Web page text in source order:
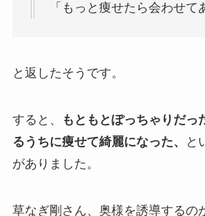
「もっと痩せたら会わせて
と返したそうです。
すると、
もともとぽっちゃりだっ
るうちに痩せて綺麗になった、
と
がありました。
草なぎ剛さん、奥様を誘導するの